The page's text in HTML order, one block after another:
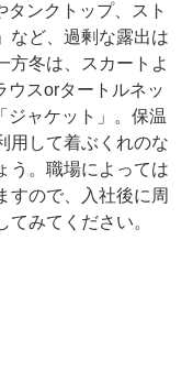
ンクトップ、スト
など、過剰な露出は
方冬は、スカートよ
ウスorタートルネッ
ジャケット」。保温
用して着ぶくれのな
う。職場によっては
すので、入社後に周
みてください。